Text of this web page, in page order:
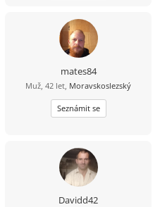
mates84
Muž, 42 let, Moravskoslezský
Seznámit se
Davidd42